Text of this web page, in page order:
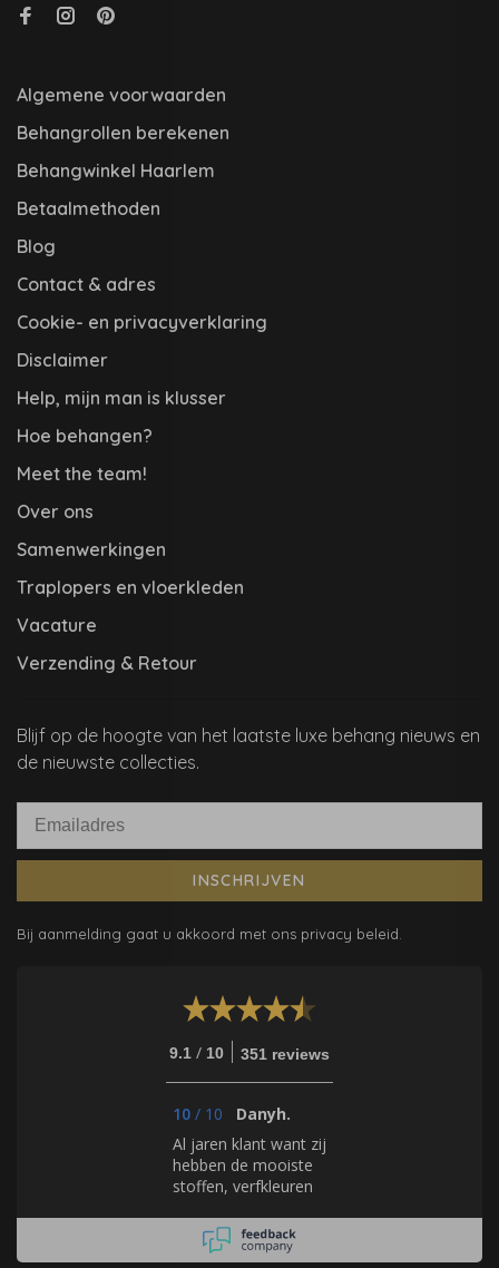
Algemene voorwaarden
Behangrollen berekenen
Behangwinkel Haarlem
Betaalmethoden
Blog
Contact & adres
Cookie- en privacyverklaring
Disclaimer
Help, mijn man is klusser
Hoe behangen?
Meet the team!
Over ons
Samenwerkingen
Traplopers en vloerkleden
Vacature
Verzending & Retour
Blijf op de hoogte van het laatste luxe behang nieuws en
de nieuwste collecties.
INSCHRIJVEN
Bij aanmelding gaat u akkoord met ons privacy beleid.
9.1 / 10 351 reviews
10 / 10
Danyh.
Al jaren klant want zij
hebben de mooiste
stoffen, verfkleuren
behang.